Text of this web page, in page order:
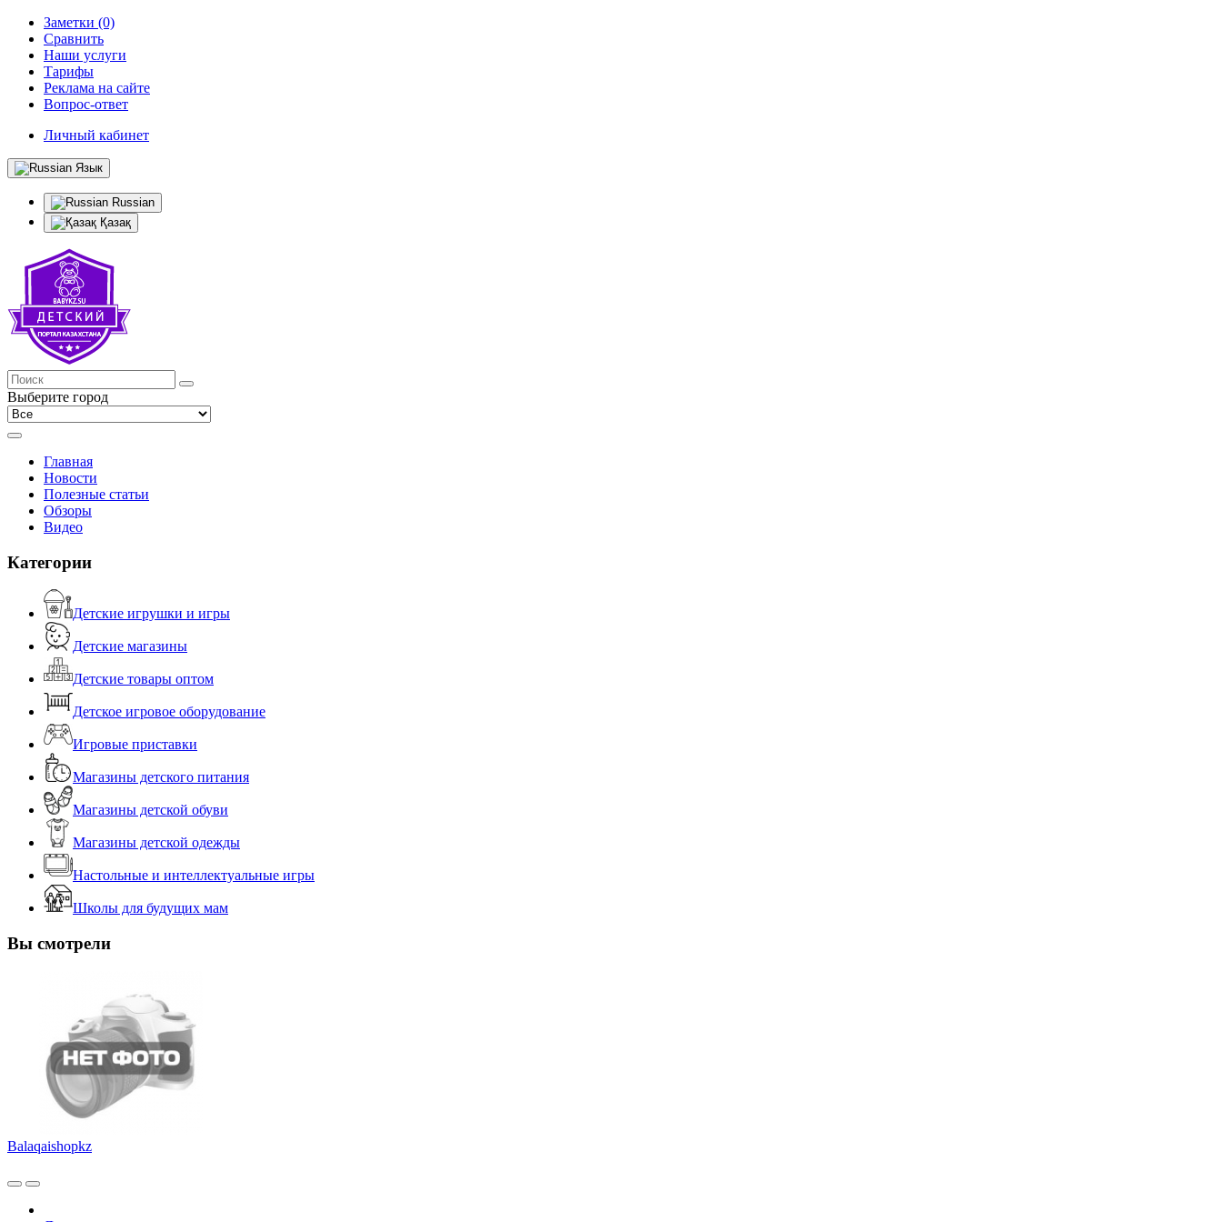
Заметки (0)
Сравнить
Наши услуги
Тарифы
Реклама на сайте
Вопрос-ответ
Личный кабинет
Язык
Russian
Қазақ
Выберите город
Главная
Новости
Полезные статьи
Обзоры
Видео
Категории
Детские игрушки и игры
Детские магазины
Детские товары оптом
Детское игровое оборудование
Игровые приставки
Магазины детского питания
Магазины детской обуви
Магазины детской одежды
Настольные и интеллектуальные игры
Школы для будущих мам
Вы смотрели
Balaqaishopkz